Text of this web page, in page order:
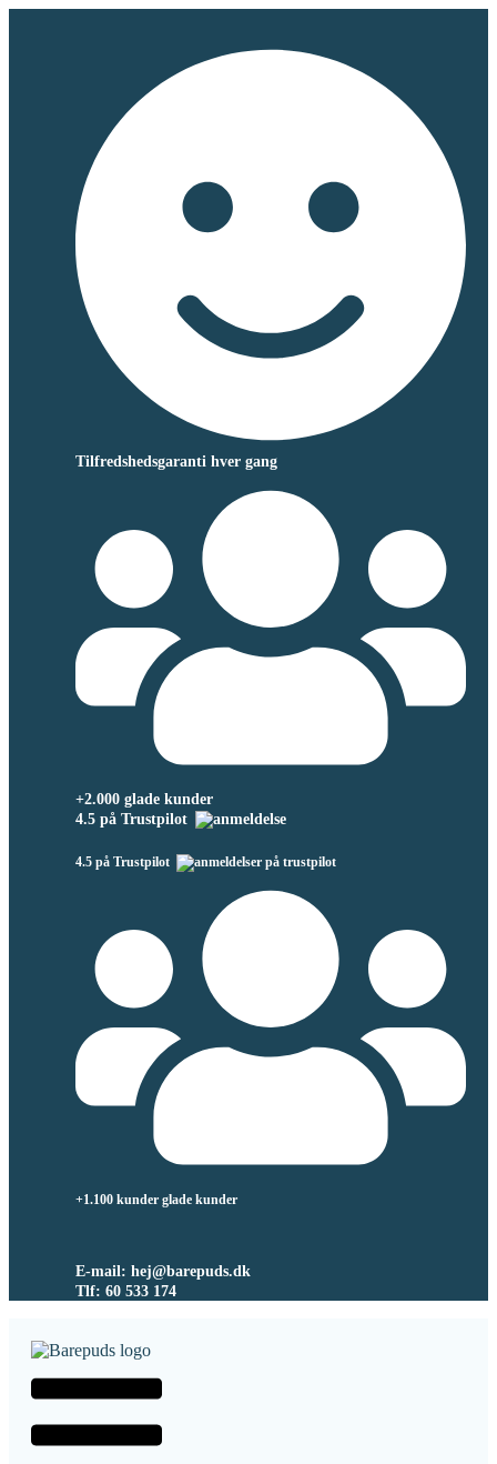
Tilfredshedsgaranti hver gang
+2.000 glade kunder
4.5 på Trustpilot
4.5 på Trustpilot
+1.100 kunder glade kunder
E-mail: hej@barepuds.dk
Tlf: 60 533 174